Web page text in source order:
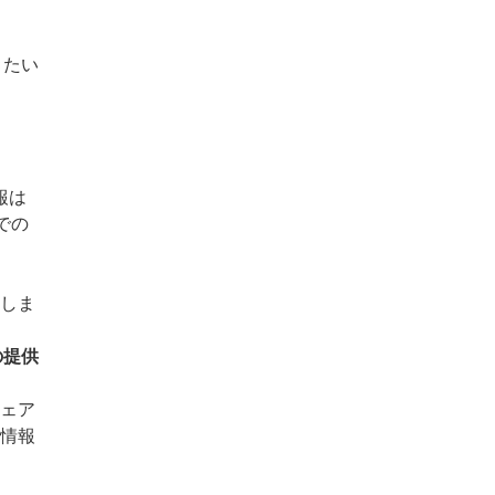
い
は
の
ま
供
ア
報